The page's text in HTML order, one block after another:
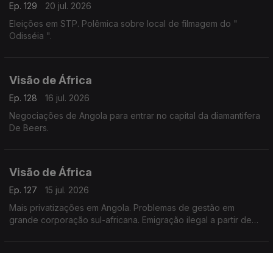
Ep. 129
20 jul. 2026
Eleições em STP. Polêmica sobre local de filmagem do "
Odisséia ".
Visão de África
Ep. 128
16 jul. 2026
Negociações de Angola para entrar no capital da diamantifera
De Beers.
Visão de África
Ep. 127
15 jul. 2026
Mais privatizações em Angola. Problemas de gestão em
grande corporação sul-africana. Emigração ilegal a partir de